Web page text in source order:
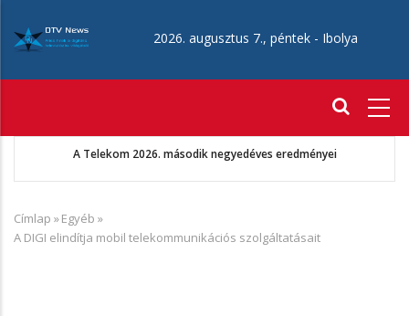
tartalomra
2026. augusztus 7., péntek - Ibolya
Augusztus 22-én érkezik az Aang avatár: Az utolsó léghajlító
Morzsa
Címlap »Egyéb »
A DIGI elindítja mobil telekommunikációs szolgáltatásait